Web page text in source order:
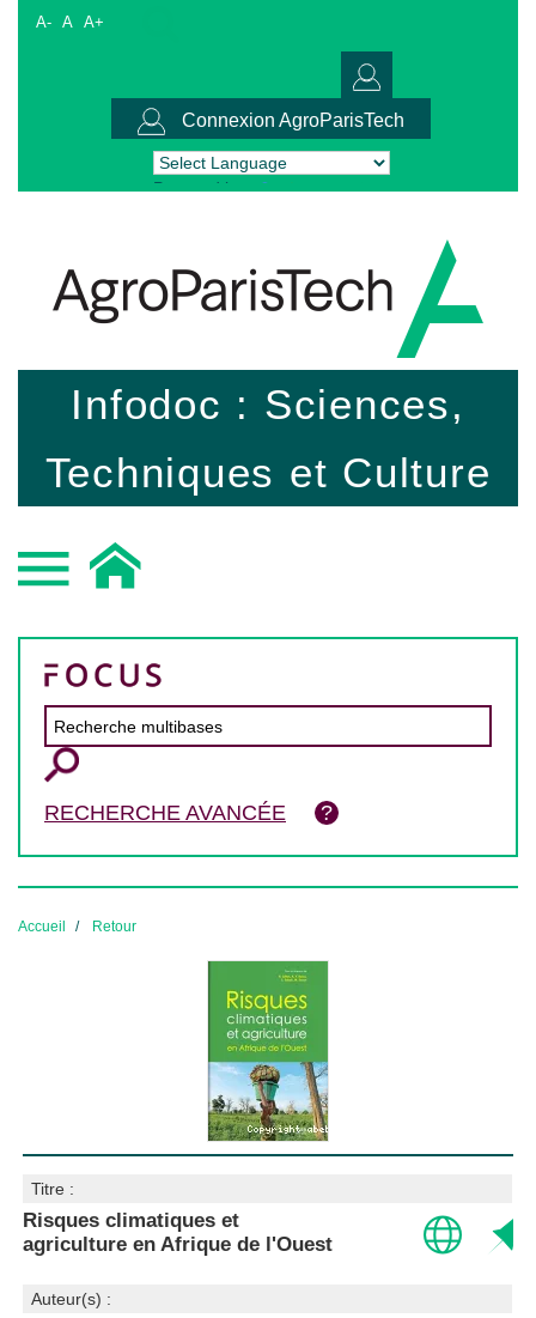
A- A A+
Connexion AgroParisTech
Powered by Translate
Infodoc : Sciences,
Techniques et Culture
RECHERCHE AVANCÉE
Accueil Retour
Titre :
Risques climatiques et
agriculture en Afrique de l'Ouest
Auteur(s) :